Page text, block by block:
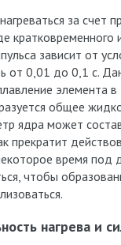
за счет
кратковременного
зависит от
от 0,01 до 0,1 с.
элемента в
общее
ядра может
прекратит
время под
чтобы
нагрева и